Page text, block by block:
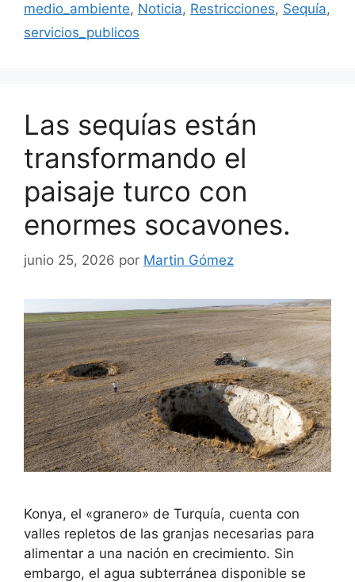
medio_ambiente, Noticia, Restricciones, Sequía,
servicios_publicos
Las sequías están
transformando el
paisaje turco con
enormes socavones.
junio 25, 2026 por Martin Gómez
Konya, el «granero» de Turquía, cuenta con
valles repletos de las granjas necesarias para
alimentar a una nación en crecimiento. Sin
embargo, el agua subterránea disponible se